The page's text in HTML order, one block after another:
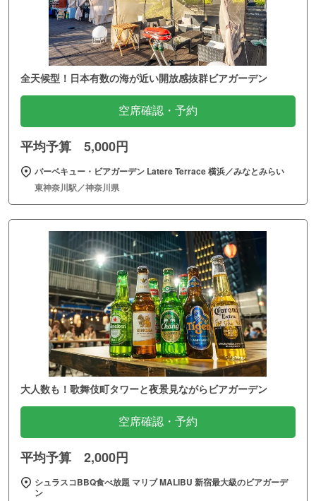
全天候型！日本有数の海が近い開放感抜群ビアガーデン
空席確認・予約
平均予算 5,000円
バーベキュー・ビアガーデン Latere Terrace 横浜／みなとみらい
東神奈川駅／神奈川県
大人数も！歌舞伎町タワーと夜景見ながらビアガーデン
空席確認・予約
平均予算 2,000円
シュラスコBBQ食べ放題 マリブ MALIBU 新宿最大級のビアガーデ
ン